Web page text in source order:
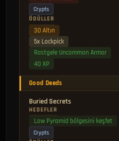
Crypts
ÖDÜLLER
30 Altın
5x Lockpick
Rastgele Uncommon Armor
40 XP
Good Deeds
Buried Secrets
HEDEFLER
Low Pyramid bölgesini keşfet
Crypts